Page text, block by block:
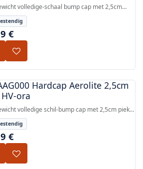
volledige-schaal bump cap met 2,5cm
HDPE-schaal en EPP-impactvoering,
aan EN 12-veiligheidsnorm.
€
Hardcap Aerolite 2,5cm
ora
volledige schil-bump cap met 2,5cm piek,
en EPP-slaglinner, voldoet aan EN 812.
€